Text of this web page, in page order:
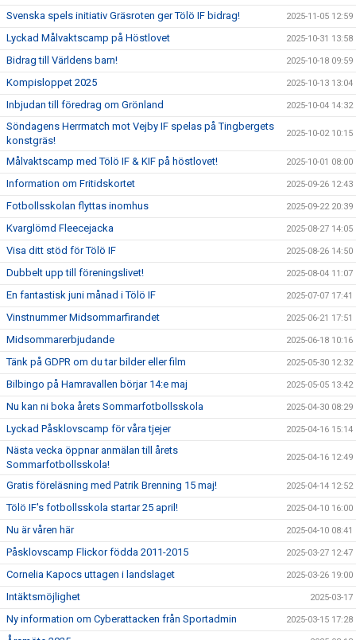
Svenska spels initiativ Gräsroten ger Tölö IF bidrag! 2025-11-05 12:59
Lyckad Målvaktscamp på Höstlovet 2025-10-31 13:58
Bidrag till Världens barn! 2025-10-18 09:59
Kompisloppet 2025 2025-10-13 13:04
Inbjudan till föredrag om Grönland 2025-10-04 14:32
Söndagens Herrmatch mot Vejby IF spelas på Tingbergets
konstgräs!
2025-10-02 10:15
Målvaktscamp med Tölö IF & KIF på höstlovet! 2025-10-01 08:00
Information om Fritidskortet 2025-09-26 12:43
Fotbollsskolan flyttas inomhus 2025-09-22 20:39
Kvarglömd Fleecejacka 2025-08-27 14:05
Visa ditt stöd för Tölö IF 2025-08-26 14:50
Dubbelt upp till föreningslivet! 2025-08-04 11:07
En fantastisk juni månad i Tölö IF 2025-07-07 17:41
Vinstnummer Midsommarfirandet 2025-06-21 17:51
Midsommarerbjudande 2025-06-18 10:16
Tänk på GDPR om du tar bilder eller film 2025-05-30 12:32
Bilbingo på Hamravallen börjar 14:e maj 2025-05-05 13:42
Nu kan ni boka årets Sommarfotbollsskola 2025-04-30 08:29
Lyckad Påsklovscamp för våra tjejer 2025-04-16 15:14
Nästa vecka öppnar anmälan till årets
Sommarfotbollsskola!
2025-04-16 12:49
Gratis föreläsning med Patrik Brenning 15 maj! 2025-04-14 12:52
Tölö IF's fotbollsskola startar 25 april! 2025-04-10 16:00
Nu är våren här 2025-04-10 08:41
Påsklovscamp Flickor födda 2011-2015 2025-03-27 12:47
Cornelia Kapocs uttagen i landslaget 2025-03-26 19:00
Intäktsmöjlighet 2025-03-17
Ny information om Cyberattacken från Sportadmin 2025-03-15 17:28